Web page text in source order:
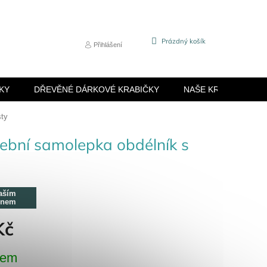
Přihlášení
NÁKUPNÍ
Prázdný košík
DŘEVĚNÉ DÁRKOVÉ KRABIČKY NAŠE KRABIČKY
samolepka obdélník s